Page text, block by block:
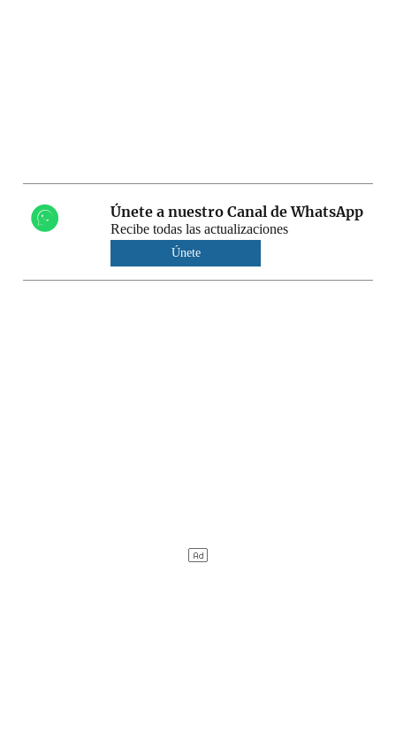
Únete a nuestro Canal de WhatsApp
Recibe todas las actualizaciones
Únete